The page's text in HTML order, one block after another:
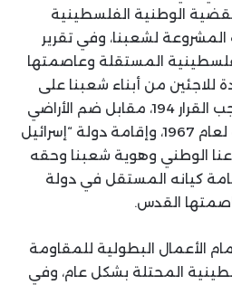
الوطنية الفلسطينية
لشعبنا، وفي تقرير
المستقلة وعاصمتها
من أبناء شعبنا على
ديارهم وممتلكاتهم، بموجب القرار 194، مقابل ضم الأراضي
المحتلة بالحرب العدوانية لعام 1967، وإقامة دولة “إسرائيل
الوطني وهوية شعبنا وحقه
كيانه المستقل في دولة
القدس.
الأعمال البطولية للمقاومة
المحتلة بشكل عام، وفي